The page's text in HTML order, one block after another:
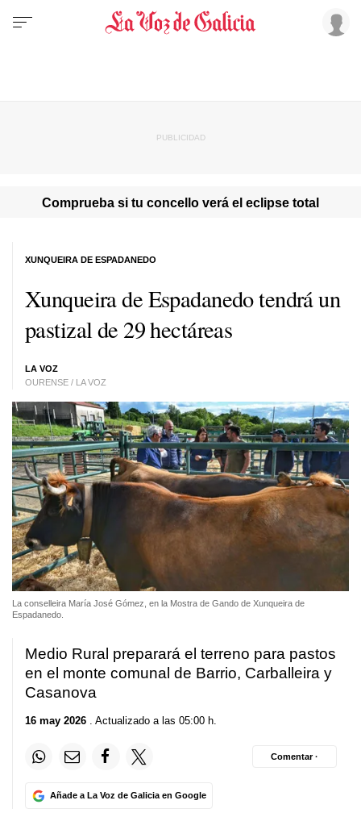
Comprueba si tu concello verá el eclipse total
Xunqueira de Espadanedo tendrá un
pastizal de 29 hectáreas
LA VOZ
OURENSE / LA VOZ
XUNQUEIRA DE ESPADANEDO
La conselleira María José Gómez, en la Mostra de Gando de Xunqueira de
Espadanedo.
Medio Rural preparará el terreno para pastos
en el monte comunal de Barrio, Carballeira y
Casanova
16 may 2026 . Actualizado a las 05:00 h.
Añade a La Voz de Galicia en Google
Comentar ·